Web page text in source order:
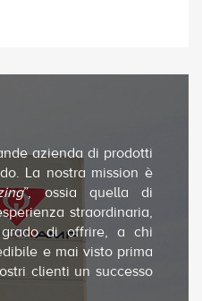
azienda di prodotti
La nostra mission è
”, ossia quella di
straordinaria,
di offrire, a chi
e mai visto prima
clienti un successo